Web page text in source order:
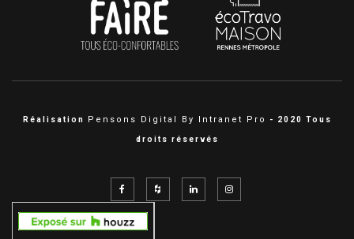
Réalisation Pensons Digital By Intranet Pro - 2020 Tous
droits réservés